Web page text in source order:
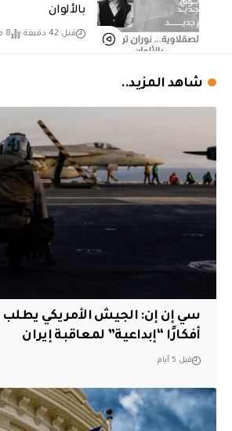
بالألوان
قبل 42 دقيقة 8 مشاهدات
شاهد المزيد..
سي إن إن: الجيش الأمريكي يطلب
أفكارًا “إبداعية” لمعاقبة إيران
قبل 5 أيام